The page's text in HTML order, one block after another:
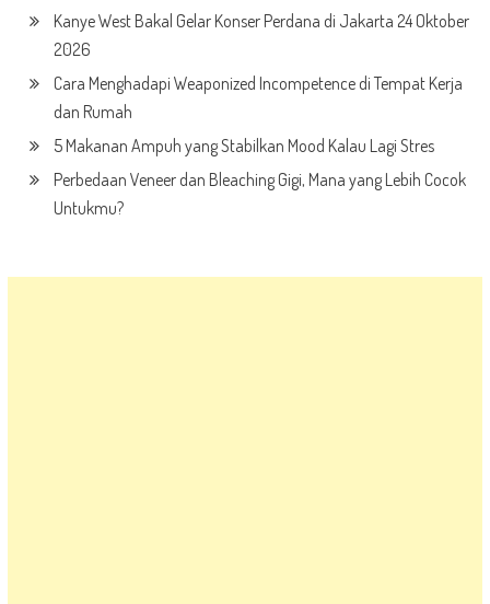
Kanye West Bakal Gelar Konser Perdana di Jakarta 24 Oktober
2026
Cara Menghadapi Weaponized Incompetence di Tempat Kerja
dan Rumah
5 Makanan Ampuh yang Stabilkan Mood Kalau Lagi Stres
Perbedaan Veneer dan Bleaching Gigi, Mana yang Lebih Cocok
Untukmu?